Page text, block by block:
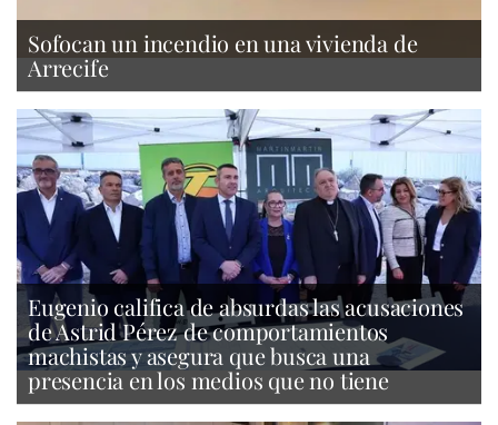
Sofocan un incendio en una vivienda de
Arrecife
Eugenio califica de absurdas las acusaciones
de Astrid Pérez de comportamientos
machistas y asegura que busca una
presencia en los medios que no tiene